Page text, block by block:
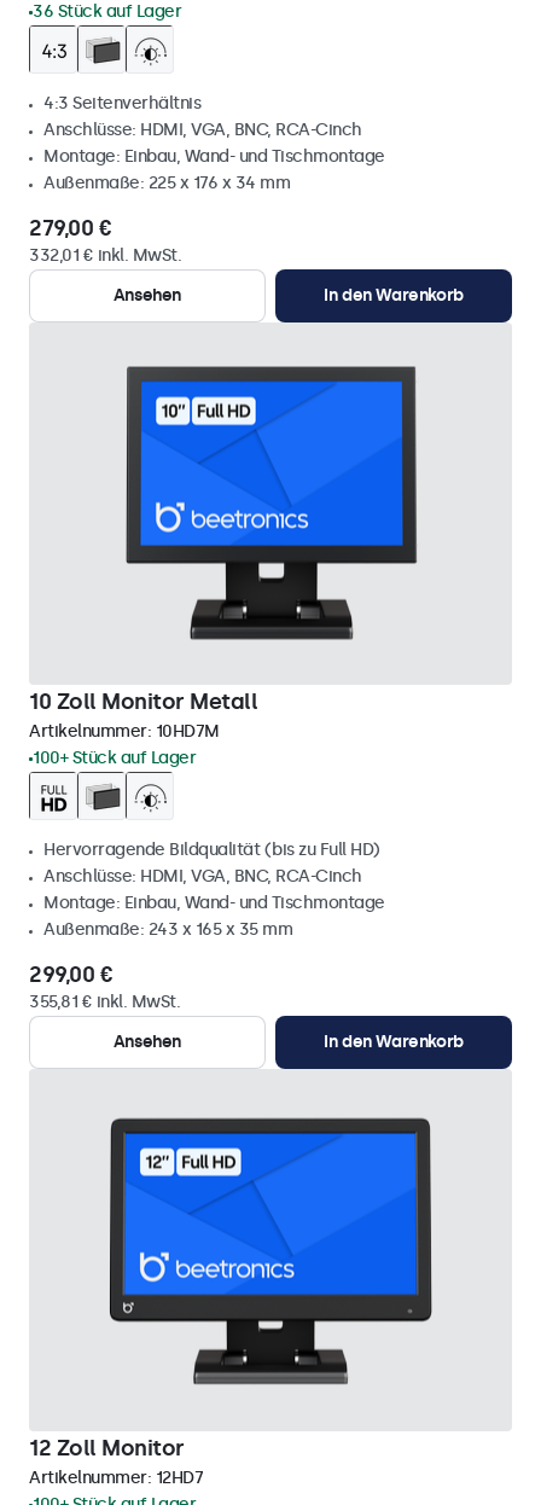
36 Stück auf Lager
4:3 Seitenverhältnis
Anschlüsse: HDMI, VGA, BNC, RCA-Cinch
Montage: Einbau, Wand- und Tischmontage
Außenmaße: 225 x 176 x 34 mm
279,00 €
332,01 € inkl. MwSt.
Ansehen
In den Warenkorb
10 Zoll Monitor Metall
Artikelnummer: 10HD7M
100+ Stück auf Lager
Hervorragende Bildqualität (bis zu Full HD)
Anschlüsse: HDMI, VGA, BNC, RCA-Cinch
Montage: Einbau, Wand- und Tischmontage
Außenmaße: 243 x 165 x 35 mm
299,00 €
355,81 € inkl. MwSt.
Ansehen
In den Warenkorb
12 Zoll Monitor
Artikelnummer: 12HD7